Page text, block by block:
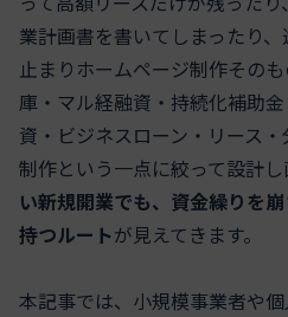
業計画書を書いてしまったり
止まりホームページ制作その
庫・マル経融資・持続化補助
資・ビジネスローン・リース
制作という一点に絞って設計し
い新規開業でも、資金繰りを
持つルートが見えてきます。
本記事では、小規模事業者や